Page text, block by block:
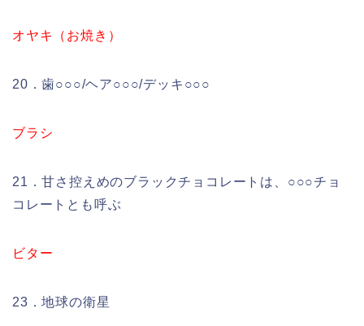
オヤキ（お焼き）
20．歯○○○/ヘア○○○/デッキ○○○
ブラシ
21．甘さ控えめのブラックチョコレートは、○○○チョ
コレートとも呼ぶ
ビター
23．地球の衛星